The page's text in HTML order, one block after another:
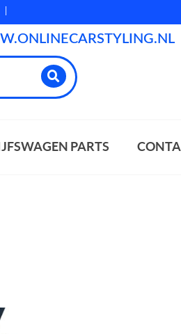
PARTS